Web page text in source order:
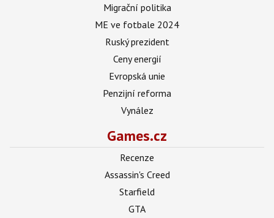
Migrační politika
ME ve fotbale 2024
Ruský prezident
Ceny energií
Evropská unie
Penzijní reforma
Vynález
Games.cz
Recenze
Assassin's Creed
Starfield
GTA